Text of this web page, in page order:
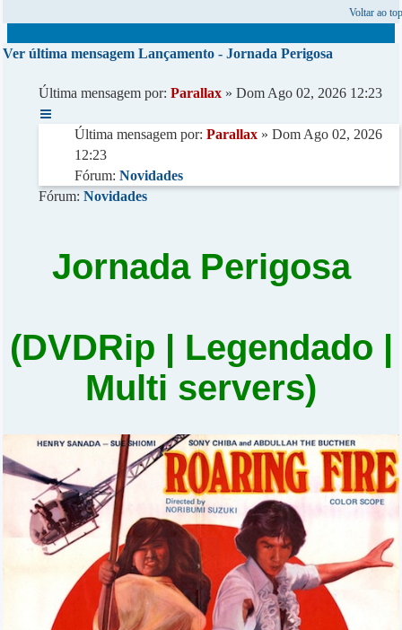
Voltar ao
Ver última mensagem Lançamento - Jornada Perigosa
Última mensagem por: Parallax » Dom Ago 02, 2026 12:23
Última mensagem por: Parallax » Dom Ago 02, 2026
12:23
Fórum: Novidades
Fórum: Novidades
Jornada Perigosa
(DVDRip | Legendado |
Multi servers)